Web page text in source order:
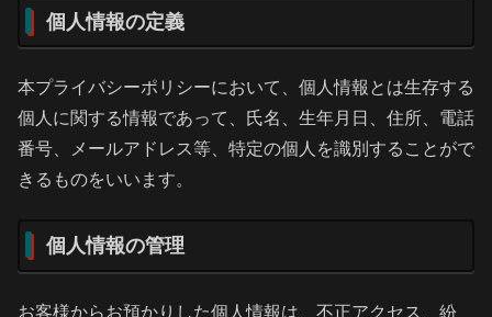
個人情報の定義
本プライバシーポリシーにおいて、個人情報とは生存する
個人に関する情報であって、氏名、生年月日、住所、電話
番号、メールアドレス等、特定の個人を識別することがで
きるものをいいます。
個人情報の管理
お客様からお預かりした個人情報は、不正アクセス、紛